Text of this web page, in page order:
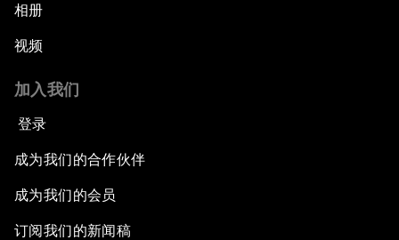
相册
视频
加入我们
登录
成为我们的合作伙伴
成为我们的会员
订阅我们的新闻稿